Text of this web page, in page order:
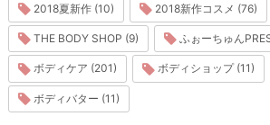
2018夏新作 (10) 2018新作コスメ (76)
THE BODY SHOP (9) ふぉーちゅん
ボディケア (201) ボディショップ (11)
ボディバター (11)